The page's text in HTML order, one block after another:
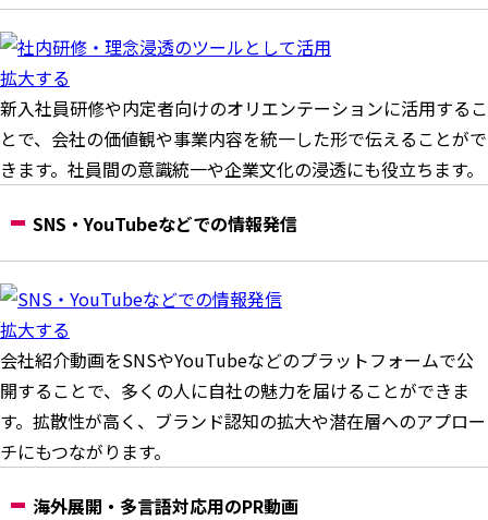
拡大する
新入社員研修や内定者向けのオリエンテーションに活用するこ
とで、会社の価値観や事業内容を統一した形で伝えることがで
きます。社員間の意識統一や企業文化の浸透にも役立ちます。
SNS・YouTubeなどでの情報発信
拡大する
会社紹介動画をSNSやYouTubeなどのプラットフォームで公
開することで、多くの人に自社の魅力を届けることができま
す。拡散性が高く、ブランド認知の拡大や潜在層へのアプロー
チにもつながります。
海外展開・多言語対応用のPR動画